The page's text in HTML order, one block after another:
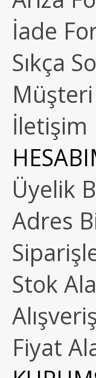
İade
Sıkça
İletişim
Üyelik
Adres
Stok
Fiyat